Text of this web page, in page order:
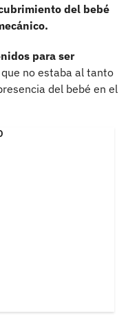
del bebé
para ser
no estaba al tanto
del bebé en el